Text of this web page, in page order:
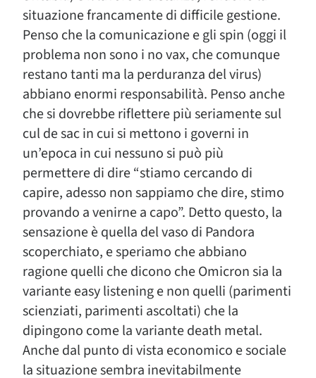
situazione francamente di difficile gestione.
Penso che la comunicazione e gli spin (oggi il
problema non sono i no vax, che comunque
restano tanti ma la perduranza del virus)
abbiano enormi responsabilità. Penso anche
che si dovrebbe riflettere più seriamente sul
cul de sac in cui si mettono i governi in
un’epoca in cui nessuno si può più
permettere di dire “stiamo cercando di
capire, adesso non sappiamo che dire, stimo
provando a venirne a capo”. Detto questo, la
sensazione è quella del vaso di Pandora
scoperchiato, e speriamo che abbiano
ragione quelli che dicono che Omicron sia la
variante easy listening e non quelli (parimenti
scienziati, parimenti ascoltati) che la
dipingono come la variante death metal.
Anche dal punto di vista economico e sociale
la situazione sembra inevitabilmente